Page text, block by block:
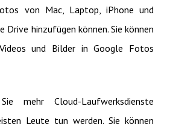
von Mac, Laptop, iPhone und
Drive hinzufügen können. Sie können
und Bilder in Google Fotos
mehr Cloud-Laufwerksdienste
Leute tun werden. Sie können